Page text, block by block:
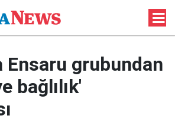
Ensaru grubundan
bağlılık'